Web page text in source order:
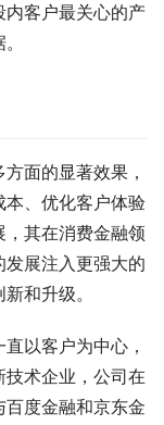
客户最关心的产
面的显著效果，
本、优化客户体验
其在消费金融领
展注入更强大的
和升级。
以客户为中心，
术企业，公司在
度金融和京东金